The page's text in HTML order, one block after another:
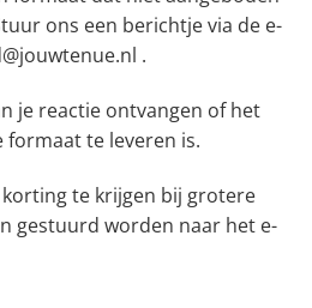
ons een berichtje via de e-
.
je reactie ontvangen of het
formaat te leveren is.
te krijgen bij grotere
gestuurd worden naar het e-